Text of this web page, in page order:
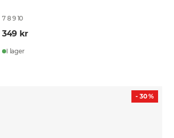
7 8 9 10
349 kr
I lager
- 30 %